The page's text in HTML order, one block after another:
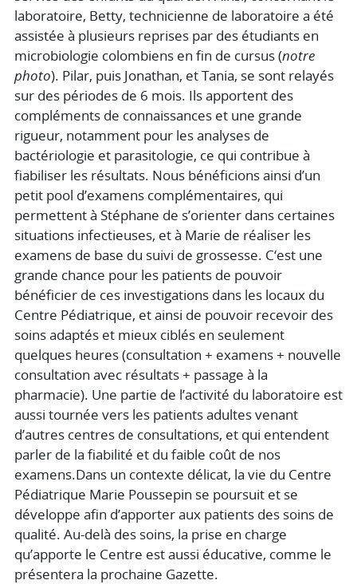
laboratoire, Betty, technicienne de laboratoire a été
assistée à plusieurs reprises par des étudiants en
microbiologie colombiens en fin de cursus (notre
photo). Pilar, puis Jonathan, et Tania, se sont relayés
sur des périodes de 6 mois. Ils apportent des
compléments de connaissances et une grande
rigueur, notamment pour les analyses de
bactériologie et parasitologie, ce qui contribue à
fiabiliser les résultats. Nous bénéficions ainsi d’un
petit pool d’examens complémentaires, qui
permettent à Stéphane de s’orienter dans certaines
situations infectieuses, et à Marie de réaliser les
examens de base du suivi de grossesse. C‘est une
grande chance pour les patients de pouvoir
bénéficier de ces investigations dans les locaux du
Centre Pédiatrique, et ainsi de pouvoir recevoir des
soins adaptés et mieux ciblés en seulement
quelques heures (consultation + examens + nouvelle
consultation avec résultats + passage à la
pharmacie). Une partie de l’activité du laboratoire est
aussi tournée vers les patients adultes venant
d’autres centres de consultations, et qui entendent
parler de la fiabilité et du faible coût de nos
examens.Dans un contexte délicat, la vie du Centre
Pédiatrique Marie Poussepin se poursuit et se
développe afin d’apporter aux patients des soins de
qualité. Au-delà des soins, la prise en charge
qu’apporte le Centre est aussi éducative, comme le
présentera la prochaine Gazette.